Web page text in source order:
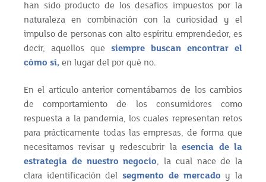
han sido producto de los desafíos impuestos por la
naturaleza en combinación con la curiosidad y el
impulso de personas con alto espíritu emprendedor, es
decir, aquellos que siempre buscan encontrar el
cómo sí, en lugar del por qué no.
En el artículo anterior comentábamos de los cambios
de comportamiento de los consumidores como
respuesta a la pandemia, los cuales representan retos
para prácticamente todas las empresas, de forma que
necesitamos revisar y redescubrir laesencia de la
estrategia de nuestro negocio, la cual nace de la
clara identificación delsegmento de mercado y la